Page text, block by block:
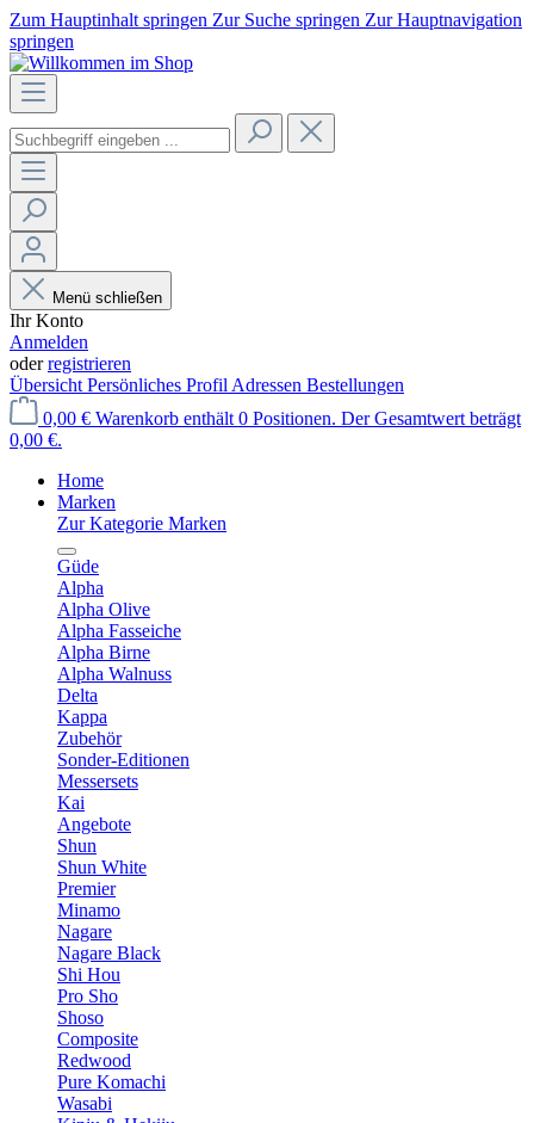
Zum Hauptinhalt springen Zur Suche springen Zur Hauptnavigation
springen
Menü schließen
Ihr Konto
Anmelden
oderregistrieren
Übersicht Persönliches Profil Adressen Bestellungen
0,00 € Warenkorb enthält 0 Positionen. Der Gesamtwert beträgt
0,00 €.
Home
Marken
Zur Kategorie Marken
Güde
Alpha
Alpha Olive
Alpha Fasseiche
Alpha Birne
Alpha Walnuss
Delta
Kappa
Zubehör
Sonder-Editionen
Messersets
Kai
Angebote
Shun
Shun White
Premier
Minamo
Nagare
Nagare Black
Shi Hou
Pro Sho
Shoso
Composite
Redwood
Pure Komachi
Wasabi